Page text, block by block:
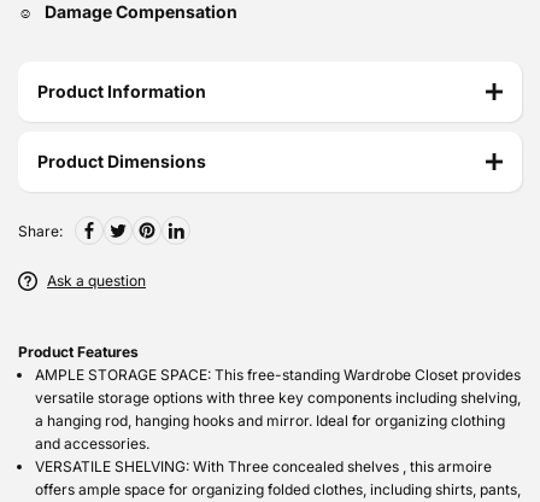
☺ Damage Compensation
Product Information
Product Dimensions
Share:
Ask a question
Product Features
AMPLE STORAGE SPACE: This free-standing Wardrobe Closet provides
versatile storage options with three key components including shelving,
a hanging rod, hanging hooks and mirror. Ideal for organizing clothing
and accessories.
VERSATILE SHELVING: With Three concealed shelves , this armoire
offers ample space for organizing folded clothes, including shirts, pants,